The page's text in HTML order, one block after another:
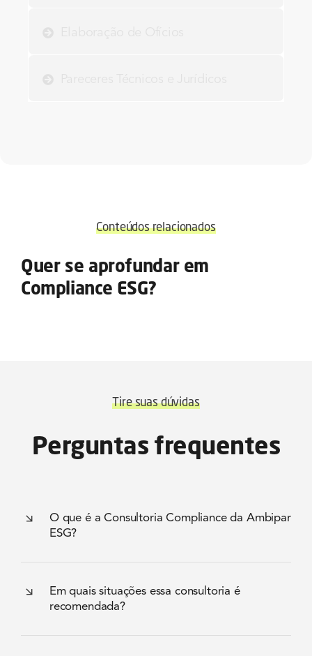
Conteúdos relacionados
Quer se aprofundar em
Compliance ESG?
Tire suas dúvidas
Perguntas frequentes
O que é a Consultoria Compliance da Ambipar
ESG?
Em quais situações essa consultoria é
recomendada?